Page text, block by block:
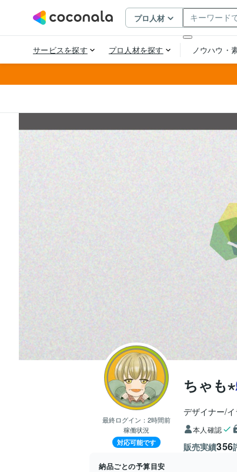
最終ログイン： 2時間前
稼働状況
対応可能です
ちゃも⋆
デザイナー/
本人確認
販売実績356
納品ごとの予算目安